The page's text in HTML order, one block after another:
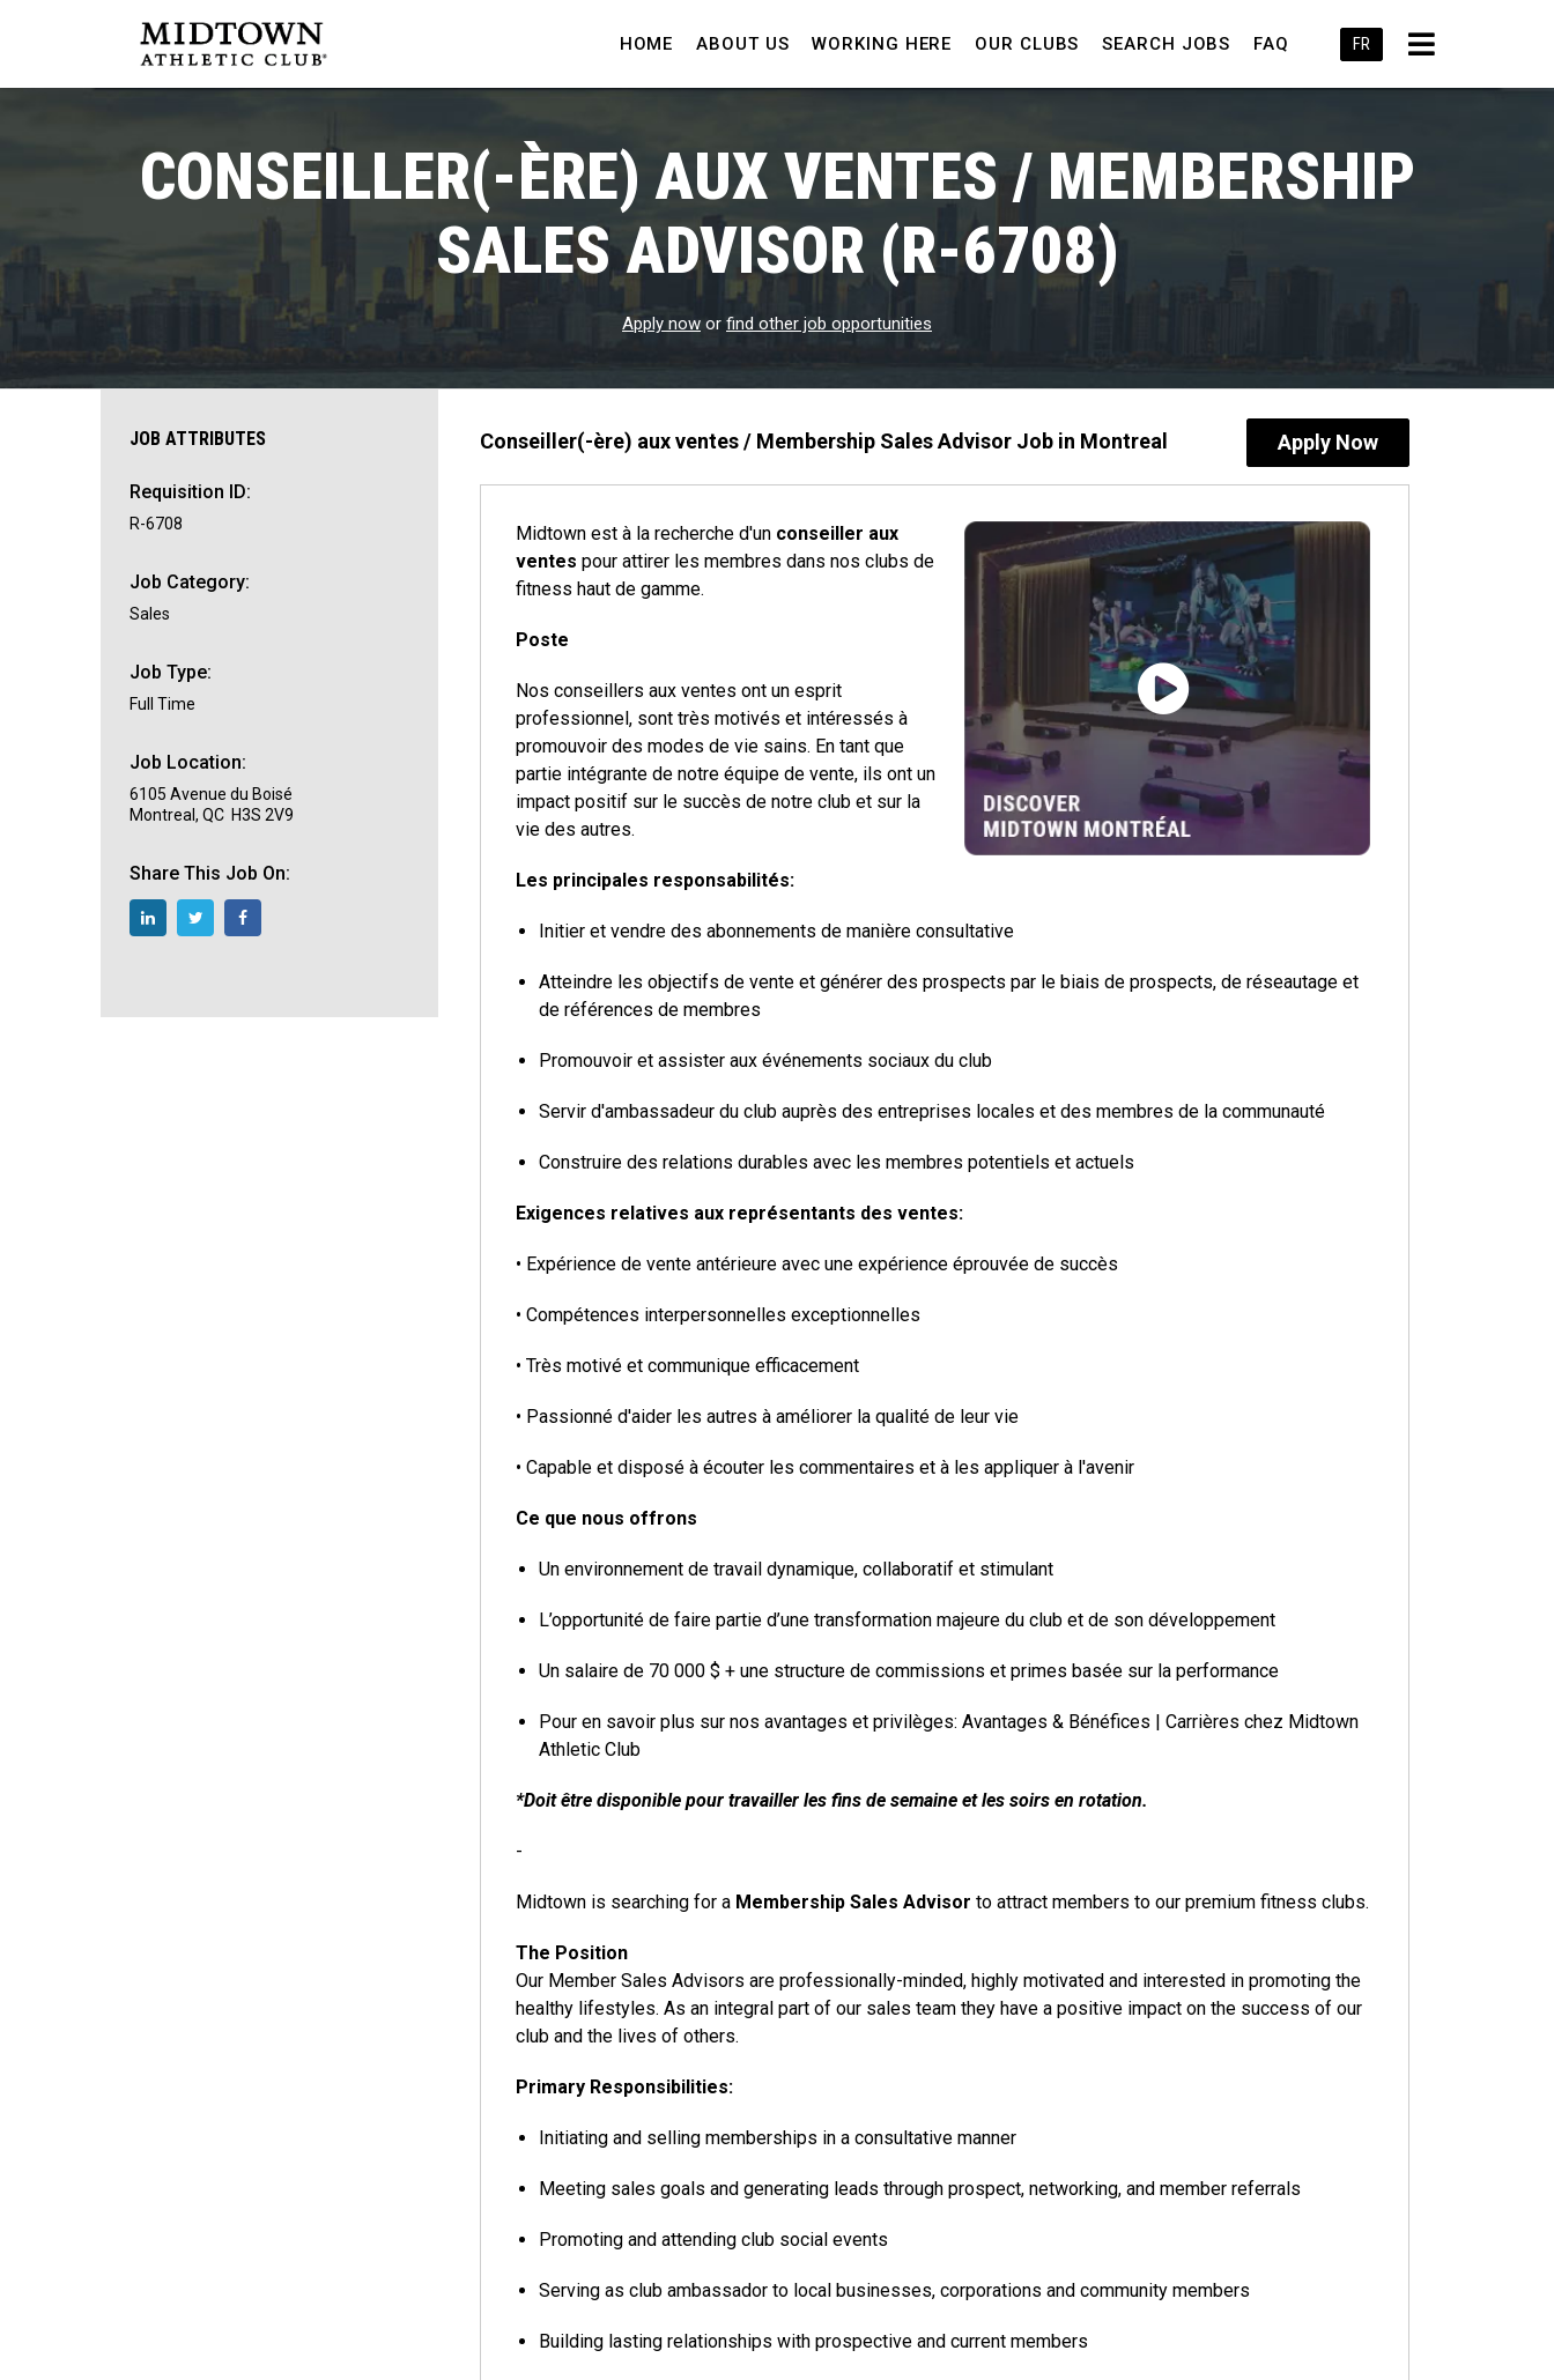
HOME ABOUT US WORKING HERE OUR CLUBS SEARCH JOBS FAQ FR
CONSEILLER(-ÈRE) AUX VENTES / MEMBERSHIP
SALES ADVISOR (R-6708)
Apply now or find other job opportunities
JOB ATTRIBUTES
Requisition ID:
R-6708
Job Category:
Sales
Job Type:
Full Time
Job Location:
6105 Avenue du Boisé
Montreal, QC H3S 2V9
Share This Job On:
Apply Now
Conseiller(-ère) aux ventes / Membership Sales Advisor Job in Montreal
Midtown est à la recherche d'un conseiller aux
ventes pour attirer les membres dans nos clubs de
fitness haut de gamme.
Poste
Nos conseillers aux ventes ont un esprit
professionnel, sont très motivés et intéressés à
promouvoir des modes de vie sains. En tant que
partie intégrante de notre équipe de vente, ils ont un
impact positif sur le succès de notre club et sur la
vie des autres.
Les principales responsabilités:
Initier et vendre des abonnements de manière consultative
Atteindre les objectifs de vente et générer des prospects par le biais de prospects, de réseautage et
de références de membres
Promouvoir et assister aux événements sociaux du club
Servir d'ambassadeur du club auprès des entreprises locales et des membres de la communauté
Construire des relations durables avec les membres potentiels et actuels
Exigences relatives aux représentants des ventes:
• Expérience de vente antérieure avec une expérience éprouvée de succès
• Compétences interpersonnelles exceptionnelles
• Très motivé et communique efficacement
• Passionné d'aider les autres à améliorer la qualité de leur vie
• Capable et disposé à écouter les commentaires et à les appliquer à l'avenir
Ce que nous offrons
Un environnement de travail dynamique, collaboratif et stimulant
L’opportunité de faire partie d’une transformation majeure du club et de son développement
Un salaire de 70 000 $ + une structure de commissions et primes basée sur la performance
Pour en savoir plus sur nos avantages et privilèges: Avantages & Bénéfices | Carrières chez Midtown
Athletic Club
*Doit être disponible pour travailler les fins de semaine et les soirs en rotation.
-
Midtown is searching for a Membership Sales Advisor to attract members to our premium fitness clubs.
The Position
Our Member Sales Advisors are professionally-minded, highly motivated and interested in promoting the
healthy lifestyles. As an integral part of our sales team they have a positive impact on the success of our
club and the lives of others.
Primary Responsibilities:
Initiating and selling memberships in a consultative manner
Meeting sales goals and generating leads through prospect, networking, and member referrals
Promoting and attending club social events
Serving as club ambassador to local businesses, corporations and community members
Building lasting relationships with prospective and current members